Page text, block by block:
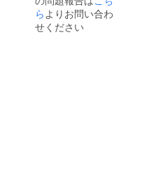
時、必
ず備考
欄に掲
ら よりお問い合わ
せください